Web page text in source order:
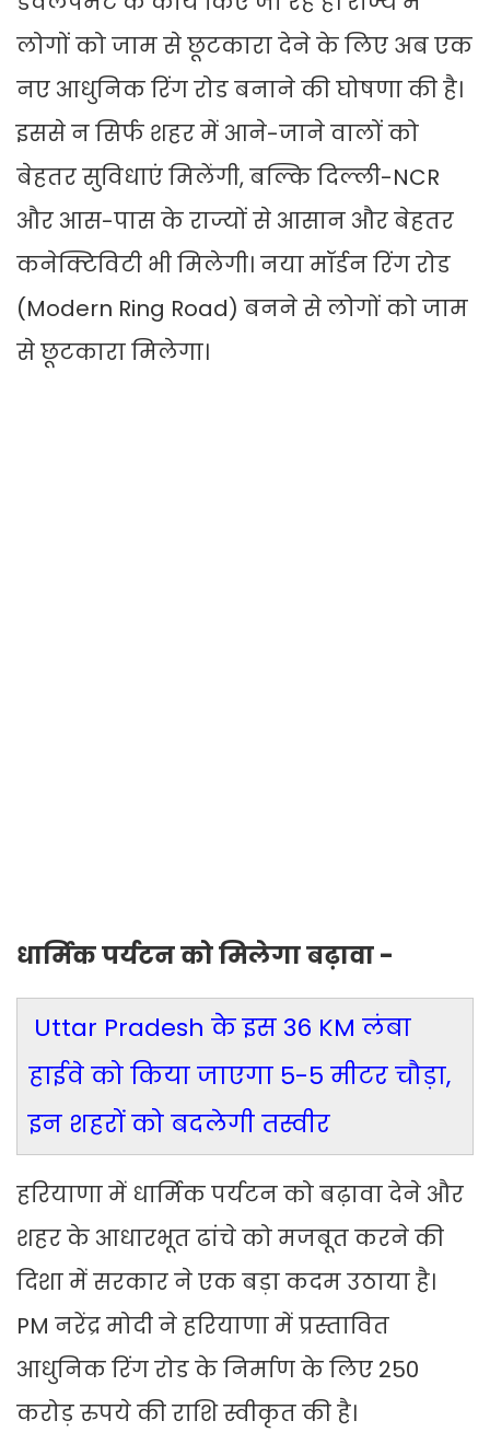
लोगों को जाम से छूटकारा देने के लिए अब एक
नए आधुनिक रिंग रोड बनाने की घोषणा की है।
इससे न सिर्फ शहर में आने-जाने वालों को
बेहतर सुविधाएं मिलेंगी, बल्कि दिल्ली-NCR
और आस-पास के राज्यों से आसान और बेहतर
कनेक्टिविटी भी मिलेगी। नया मॉर्डन रिंग रोड
(Modern Ring Road) बनने से लोगों को जाम
से छूटकारा मिलेगा।
धार्मिक पर्यटन को मिलेगा बढ़ावा -
Uttar Pradesh के इस 36 KM लंबा
हाईवे को किया जाएगा 5-5 मीटर चौड़ा,
इन शहरों को बदलेगी तस्वीर
हरियाणा में धार्मिक पर्यटन को बढ़ावा देने और
शहर के आधारभूत ढांचे को मजबूत करने की
दिशा में सरकार ने एक बड़ा कदम उठाया है।
PM नरेंद्र मोदी ने हरियाणा में प्रस्तावित
आधुनिक रिंग रोड के निर्माण के लिए 250
करोड़ रुपये की राशि स्वीकृत की है।